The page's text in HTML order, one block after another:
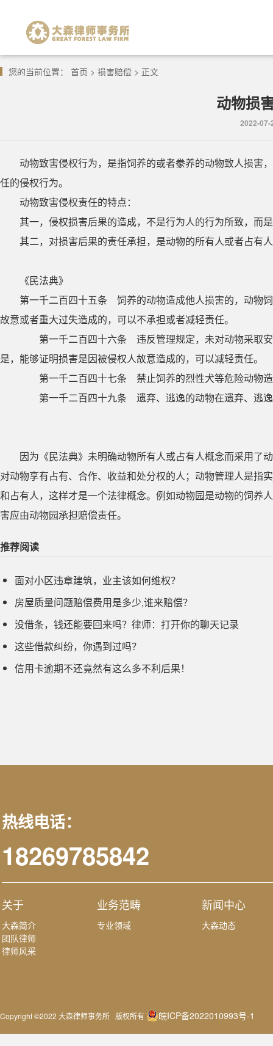
您的当前位置： 首页 > 损害赔偿 > 正文
动物损
2022-07-
动物致害侵权行为，是指饲养的或者豢养的动物致人损害
任的侵权行为。
动物致害侵权责任的特点：
其一，侵权损害后果的造成，不是行为人的行为所致，而
其二，对损害后果的责任承担，是动物的所有人或者占有
《民法典》
第一千二百四十五条 饲养的动物造成他人损害的，动物
故意或者重大过失造成的，可以不承担或者减轻责任。
第一千二百四十六条 违反管理规定，未对动物采取安
是，能够证明损害是因被侵权人故意造成的，可以减轻责任。
第一千二百四十七条 禁止饲养的烈性犬等危险动物造
第一千二百四十九条 遗弃、逃逸的动物在遗弃、逃逸
因为《民法典》未明确动物所有人或占有人概念而采用了
对动物享有占有、合作、收益和处分权的人；动物管理人是指
和占有人，这样才是一个法律概念。例如动物园是动物的饲养
害应由动物园承担赔偿责任。
推荐阅读
面对小区违章建筑，业主该如何维权？
​房屋质量问题赔偿费用是多少,谁来赔偿？
没借条，钱还能要回来吗？律师：打开你的聊天记录
这些借款纠纷，你遇到过吗？
信用卡逾期不还竟然有这么多不利后果！
热线电话：
18269785842
关于
大森简介
团队律师
律师风采
业务范畴
专业领域
新闻中心
大森动态
Copyright ©2022 大森律师事务所 版权所有 皖ICP备2022010993号-1